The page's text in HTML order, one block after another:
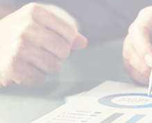
Etudiants
Marocains